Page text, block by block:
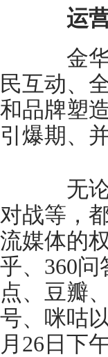
运
金华
民互动、
和品牌塑
引爆期、
无论
对战等，
流媒体的
乎、360
点、豆瓣
号、咪咕
月26日下